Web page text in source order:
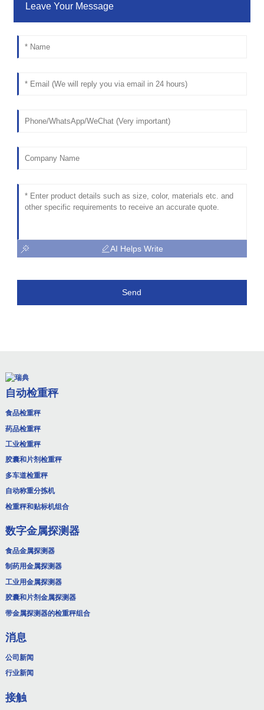
Leave Your Message
AI Helps Write
Send
自动检重秤
食品检重秤
药品检重秤
工业检重秤
胶囊和片剂检重秤
多车道检重秤
自动称重分拣机
检重秤和贴标机组合
数字金属探测器
食品金属探测器
制药用金属探测器
工业用金属探测器
胶囊和片剂金属探测器
带金属探测器的检重秤组合
消息
公司新闻
行业新闻
接触